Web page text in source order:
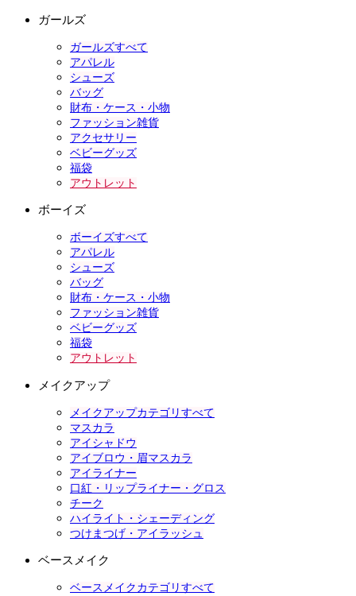
ガールズ
ガールズすべて
アパレル
シューズ
バッグ
財布・ケース・小物
ファッション雑貨
アクセサリー
ベビーグッズ
福袋
アウトレット
ボーイズ
ボーイズすべて
アパレル
シューズ
バッグ
財布・ケース・小物
ファッション雑貨
ベビーグッズ
福袋
アウトレット
メイクアップ
メイクアップカテゴリすべて
マスカラ
アイシャドウ
アイブロウ・眉マスカラ
アイライナー
口紅・リップライナー・グロス
チーク
ハイライト・シェーディング
つけまつげ・アイラッシュ
ベースメイク
ベースメイクカテゴリすべて